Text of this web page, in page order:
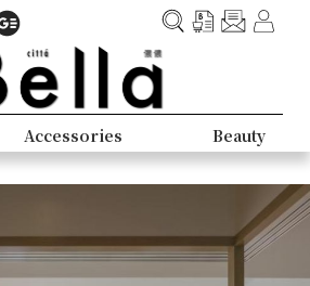
Accessories Beauty